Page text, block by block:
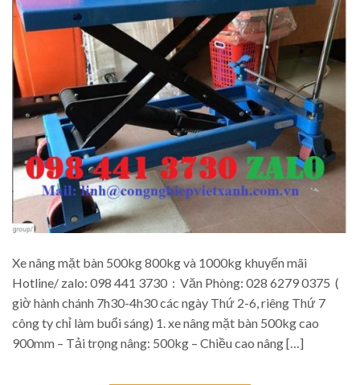
Xe nâng mặt bàn 500kg 800kg và 1000kg khuyến mãi
Hotline/ zalo: 098 441 3730 : Văn Phòng: 028 6279 0375 (
giờ hành chánh 7h30-4h30 các ngày Thứ 2-6, riêng Thứ 7
công ty chỉ làm buổi sáng) 1. xe nâng mặt bàn 500kg cao
900mm – Tải trọng nâng: 500kg – Chiều cao nâng […]